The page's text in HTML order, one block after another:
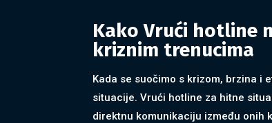
Kako Vrući hotline
kriznim trenucima
Kada se suočimo s krizom, brzina i
situacije. Vrući hotline za hitne
direktnu komunikaciju između onih